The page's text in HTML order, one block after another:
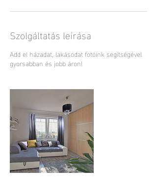
Szolgáltatás leírása
Add el házadat, lakásodat fotóink segítségével
gyorsabban és jobb áron!